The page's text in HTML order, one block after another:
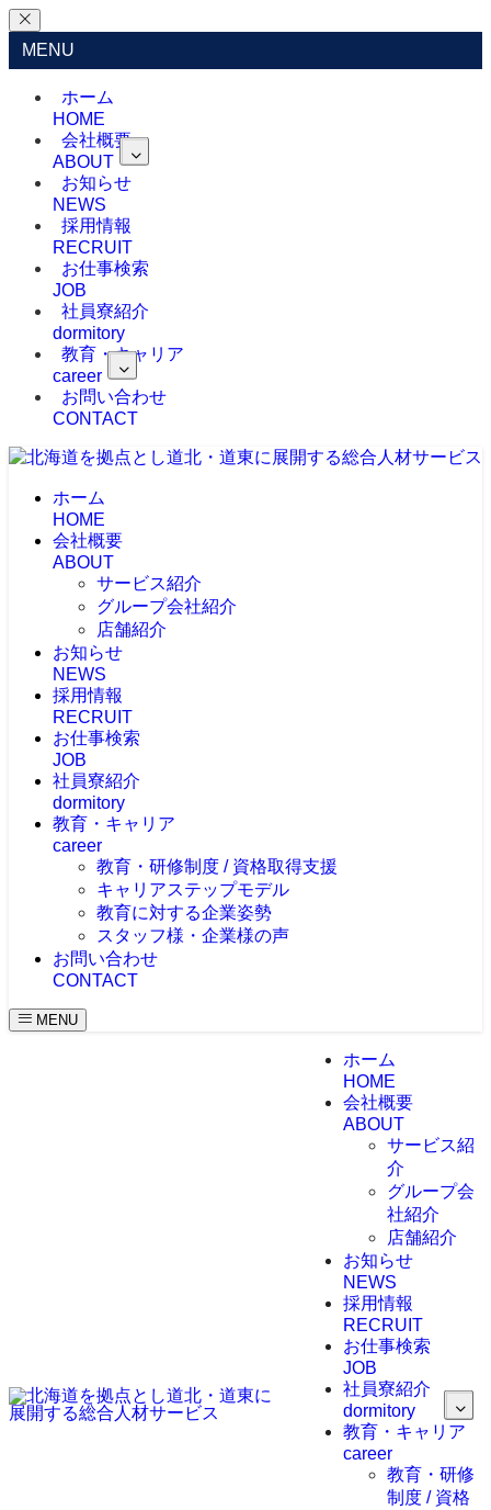
MENU
ホーム
HOME
会社概要
ABOUT
お知らせ
NEWS
採用情報
RECRUIT
お仕事検索
JOB
社員寮紹介
dormitory
教育・キャリア
career
お問い合わせ
CONTACT
ホーム
HOME
会社概要
ABOUT
サービス紹介
グループ会社紹介
店舗紹介
お知らせ
NEWS
採用情報
RECRUIT
お仕事検索
JOB
社員寮紹介
dormitory
教育・キャリア
career
教育・研修制度 / 資格取得支援
キャリアステップモデル
教育に対する企業姿勢
スタッフ様・企業様の声
お問い合わせ
CONTACT
MENU
ホーム
HOME
会社概要
ABOUT
サービス紹
介
グループ会
社紹介
店舗紹介
お知らせ
NEWS
採用情報
RECRUIT
お仕事検索
JOB
社員寮紹介
dormitory
教育・キャリア
career
教育・研修
制度 / 資格